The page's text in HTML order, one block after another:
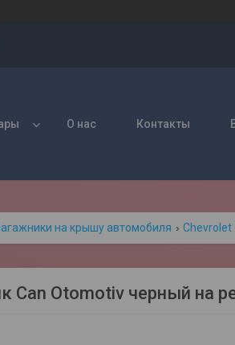
О нас Контакты
на крышу автомобиля Chevrolet
Can Otomotiv черный на